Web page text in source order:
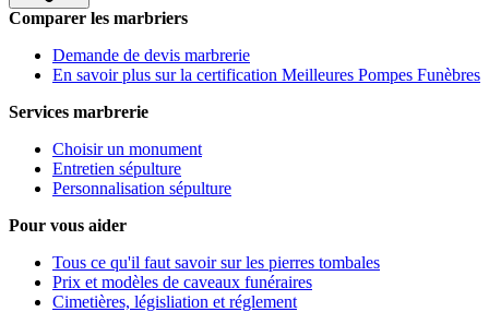
Comparer les marbriers
Demande de devis marbrerie
En savoir plus sur la certification Meilleures Pompes Funèbres
Services marbrerie
Choisir un monument
Entretien sépulture
Personnalisation sépulture
Pour vous aider
Tous ce qu'il faut savoir sur les pierres tombales
Prix et modèles de caveaux funéraires
Cimetières, législiation et réglement